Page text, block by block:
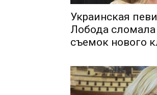
Украинская
Лобода сломала
съемок нового